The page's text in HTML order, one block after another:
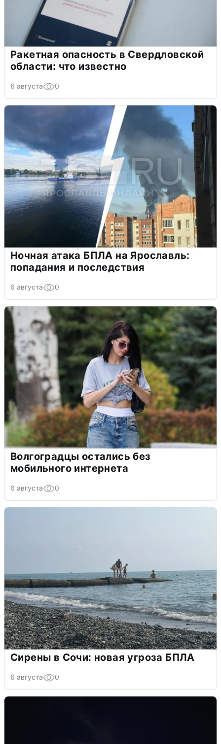
Ракетная опасность в Свердловской
области: что известно
6 августа 0
Ночная атака БПЛА на Ярославль:
попадания и последствия
6 августа 0
Волгоградцы остались без
мобильного интернета
6 августа 0
Сирены в Сочи: новая угроза БПЛА
6 августа 0